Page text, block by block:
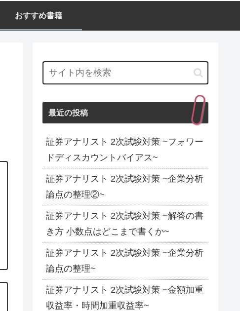
おすすめ書籍
最近の投稿
証券アナリスト 2次試験対策 ~フォワー
ドディスカウントバイアス~
証券アナリスト 2次試験対策 ~企業分析
論点の整理②~
証券アナリスト 2次試験対策 ~解答の書
き方 小数点はどこまで書くか~
証券アナリスト 2次試験対策 ~企業分析
論点の整理~
証券アナリスト 2次試験対策 ~金額加重
収益率・時間加重収益率~